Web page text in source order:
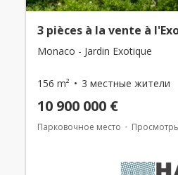
3 pièces à la vente à
Monaco - Jardin Exotique
156 m² 3 местные жители
10 900 000 €
Парковочное место